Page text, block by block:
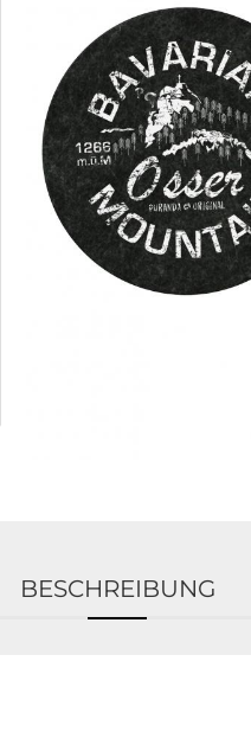
BESCHREIBUNG